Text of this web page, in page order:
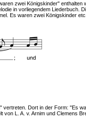
zwei Königskinder" enthalten
in vorliegendem Liederbuch.
Es waren zwei Königskinder
vertreten. Dort in der Form: "Es
von L. A. v. Arnim und Clemens